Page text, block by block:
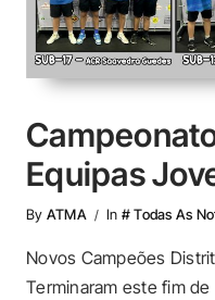
Equipas
By ATMA In # Todas As
Novos Campeões
Terminaram este fim